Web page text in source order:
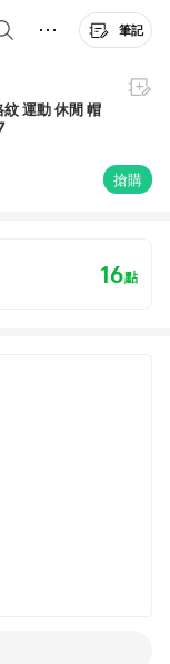
筆記
運動 休閒 帽
搶購
16點